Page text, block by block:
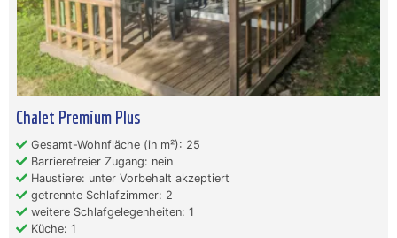
Chalet Premium Plus
Gesamt-Wohnfläche (in m²): 25
Barrierefreier Zugang: nein
Haustiere: unter Vorbehalt akzeptiert
getrennte Schlafzimmer: 2
weitere Schlafgelegenheiten: 1
Küche: 1